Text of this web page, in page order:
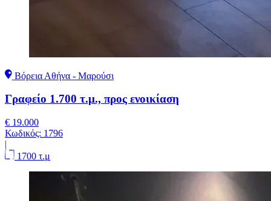
Βόρεια Αθήνα - Μαρούσι
Γραφείο 1.700 τ.μ., προς ενοικίαση
€ 19.000
Κωδικός: 1796
|
1700 τ.μ